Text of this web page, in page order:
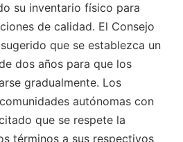
su inventario físico para
de calidad. El Consejo
que se establezca un
dos años para que los
gradualmente. Los
autónomas con
que se respete la
términos a sus respectivos